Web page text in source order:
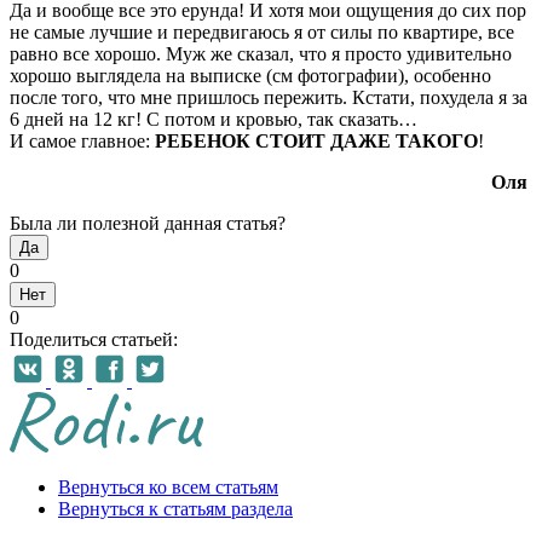
Да и вообще все это ерунда! И хотя мои ощущения до сих пор
не самые лучшие и передвигаюсь я от силы по квартире, все
равно все хорошо. Муж же сказал, что я просто удивительно
хорошо выглядела на выписке (см фотографии), особенно
после того, что мне пришлось пережить. Кстати, похудела я за
6 дней на 12 кг! С потом и кровью, так сказать…
И самое главное: РЕБЕНОК СТОИТ ДАЖЕ ТАКОГО!
Оля
Была ли полезной данная статья?
Да
0
Нет
0
Поделиться статьей:
Вернуться ко всем статьям
Вернуться к статьям раздела